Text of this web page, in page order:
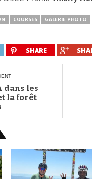
COURSES GALERIE PHOTO
SHARE
dans les
la forêt